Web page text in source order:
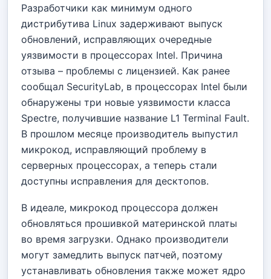
Разработчики как минимум одного
дистрибутива Linux задерживают выпуск
обновлений, исправляющих очередные
уязвимости в процессорах Intel. Причина
отзыва – проблемы с лицензией. Как ранее
сообщал SecurityLab, в процессорах Intel были
обнаружены три новые уязвимости класса
Spectre, получившие название L1 Terminal Fault.
В прошлом месяце производитель выпустил
микрокод, исправляющий проблему в
серверных процессорах, а теперь стали
доступны исправления для десктопов.
В идеале, микрокод процессора должен
обновляться прошивкой материнской платы
во время загрузки. Однако производители
могут замедлить выпуск патчей, поэтому
устанавливать обновления также может ядро